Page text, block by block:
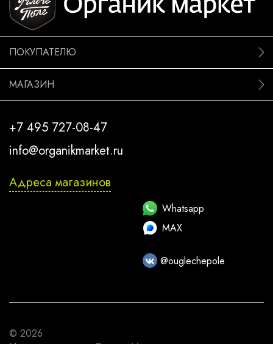
ПОКУПАТЕЛЮ
МАГАЗИН
+7 495 727-08-47
info@organikmarket.ru
Адреса магазинов
Whatsapp
MAX
@ouglechepole
© 2026